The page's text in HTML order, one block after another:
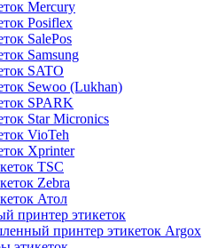
Mercury
Posiflex
SalePos
Samsung
SATO
Sewoo (Lukhan)
SPARK
Star Micronics
VioTeh
Xprinter
TSC
Zebra
Атол
принтер этикеток
принтер этикеток Argox